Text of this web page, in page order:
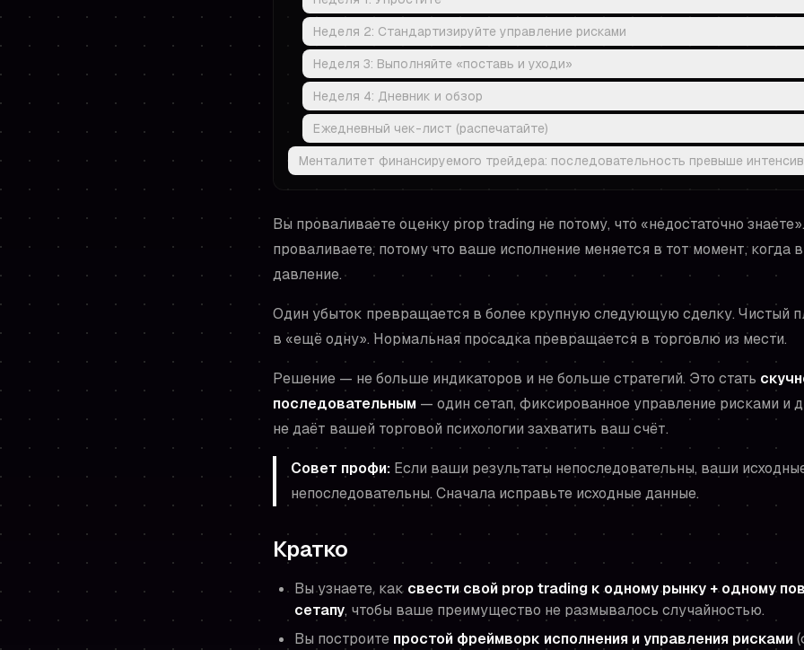
Неделя 2: Стандартизируйте управление рисками
Неделя 3: Выполняйте «поставь и уходи»
Неделя 4: Дневник и обзор
Ежедневный чек-лист (распечатайте)
Менталитет финансируемого трейдера: последовательность превыше
Вы проваливаете оценку prop trading не потому, что «недостаточно
проваливаете, потому что ваше исполнение меняется в тот момент, когда
давление.
Один убыток превращается в более крупную следующую сделку. Чистый
в «ещё одну». Нормальная просадка превращается в торговлю из мести.
Решение — не больше индикаторов и не больше стратегий. Это стать
последовательным — один сетап, фиксированное управление рисками и
не даёт вашей торговой психологии захватить ваш счёт.
Совет профи: Если ваши результаты непоследовательны, ваши
непоследовательны. Сначала исправьте исходные данные.
Кратко
Вы узнаете, как свести свой prop trading к одному рынку + одному
сетапу, чтобы ваше преимущество не размывалось случайностью.
Вы построите простой фреймворк исполнения и управления рисками